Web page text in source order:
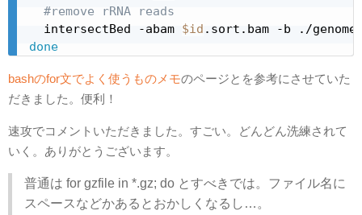
#remove rRNA reads
  intersectBed -abam
$id .sort.bam -b ./genome/
done
bashのfor文でよく使うものメモのページとを参考にさせていた
だきました。便利！
速攻でコメントいただきました。すごい。どんどん洗練されて
いく。ありがとうございます。
普通は for gzfile in *.gz; do とすべきでは。ファイル名に
スペースなどかあるとおかしくなるし…。